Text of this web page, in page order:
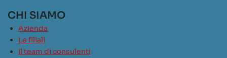
CHI SIAMO
Azienda
Le filiali
Il team di consulenti